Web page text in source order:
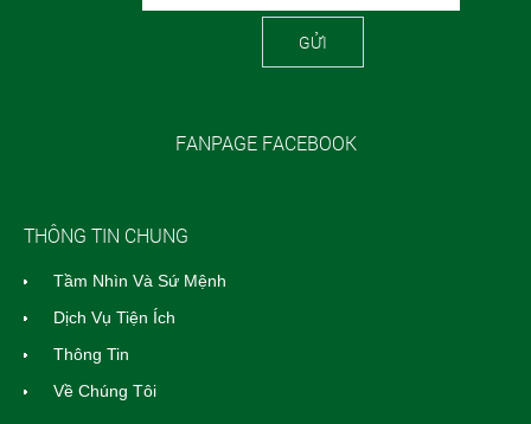
GỬI
FANPAGE FACEBOOK
THÔNG TIN CHUNG
Tầm Nhìn Và Sứ Mệnh
Dịch Vụ Tiện Ích
Thông Tin
Về Chúng Tôi